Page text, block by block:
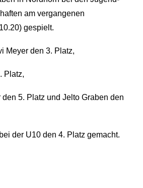
am vergangenen
gespielt.
Meyer den 3. Platz,
Platz,
5. Platz und Jelto Graben den
der U10 den 4. Platz gemacht.